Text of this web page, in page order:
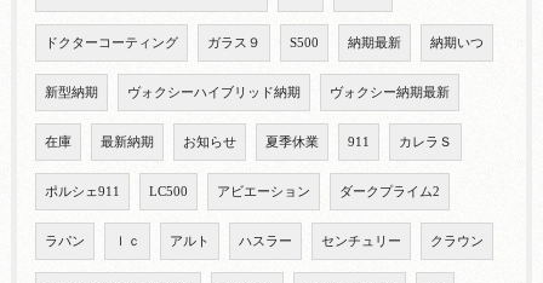
ドクターコーティング ガラス９ S500 納期最新 納期いつ
新型納期 ヴォクシーハイブリッド納期 ヴォクシー納期最新
在庫 最新納期 お知らせ 夏季休業 911 カレラＳ
ポルシェ911 LC500 アビエーション ダークプライム2
ラパン ｌｃ アルト ハスラー センチュリー クラウン